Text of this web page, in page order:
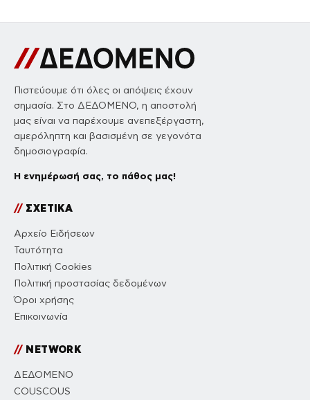
Πιστεύουμε ότι όλες οι απόψεις έχουν
σημασία. Στο ΔΕΔΟΜΕΝΟ, η αποστολή
μας είναι να παρέχουμε ανεπεξέργαστη,
αμερόληπτη και βασισμένη σε γεγονότα
δημοσιογραφία.
Η ενημέρωσή σας, το πάθος μας!
//ΣΧΕΤΙΚΑ
Αρχείο Ειδήσεων
Ταυτότητα
Πολιτική Cookies
Πολιτική προστασίας δεδομένων
Όροι χρήσης
Επικοινωνία
//NETWORK
ΔΕΔΟΜΕΝΟ
COUSCOUS